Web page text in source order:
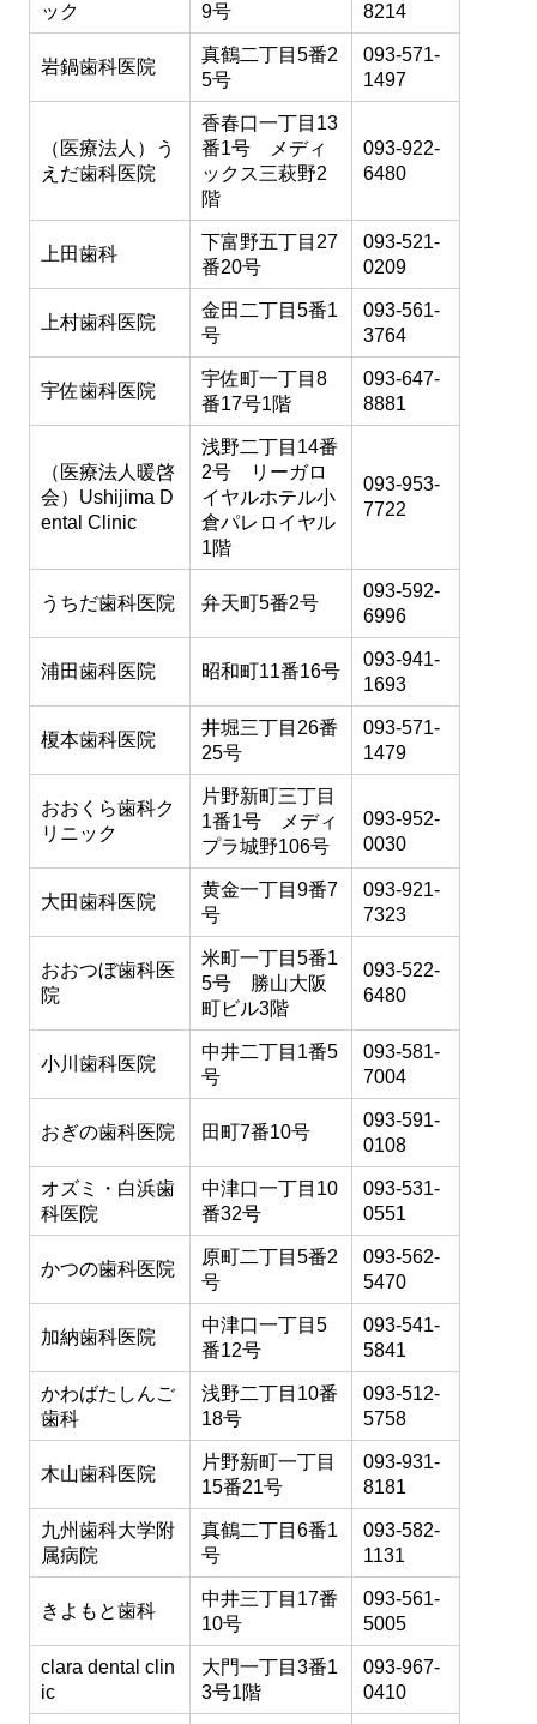
ック
9号
8214
岩鍋歯科医院
真鶴二丁目5番2
5号
093-571-
1497
（医療法人）う
えだ歯科医院
香春口一丁目13
番1号 メディ
ックス三萩野2
階
093-922-
6480
上田歯科
下富野五丁目27
番20号
093-521-
0209
上村歯科医院
金田二丁目5番1
号
093-561-
3764
宇佐歯科医院
宇佐町一丁目8
番17号1階
093-647-
8881
（医療法人暖啓
会）Ushijima D
ental Clinic
浅野二丁目14番
2号 リーガロ
イヤルホテル小
倉パレロイヤル
1階
093-953-
7722
うちだ歯科医院 弁天町5番2号
093-592-
6996
浦田歯科医院 昭和町11番16号
093-941-
1693
榎本歯科医院
井堀三丁目26番
25号
093-571-
1479
おおくら歯科ク
リニック
片野新町三丁目
1番1号 メディ
プラ城野106号
093-952-
0030
大田歯科医院
黄金一丁目9番7
号
093-921-
7323
おおつぼ歯科医
院
米町一丁目5番1
5号 勝山大阪
町ビル3階
093-522-
6480
小川歯科医院
中井二丁目1番5
号
093-581-
7004
おぎの歯科医院 田町7番10号
093-591-
0108
オズミ・白浜歯
科医院
中津口一丁目10
番32号
093-531-
0551
かつの歯科医院
原町二丁目5番2
号
093-562-
5470
加納歯科医院
中津口一丁目5
番12号
093-541-
5841
かわばたしんご
歯科
浅野二丁目10番
18号
093-512-
5758
木山歯科医院
片野新町一丁目
15番21号
093-931-
8181
九州歯科大学附
属病院
真鶴二丁目6番1
号
093-582-
1131
きよもと歯科
中井三丁目17番
10号
093-561-
5005
clara dental clin
ic
大門一丁目3番1
3号1階
093-967-
0410